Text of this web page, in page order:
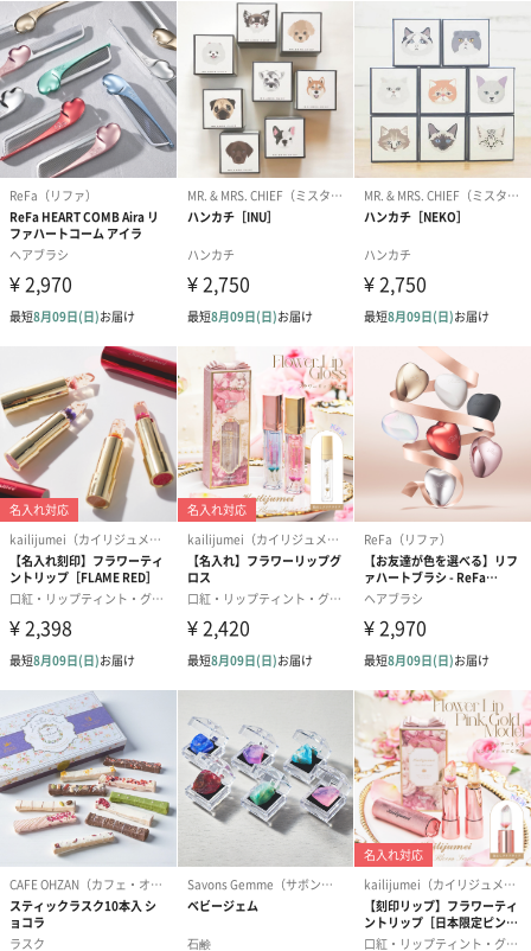
ル（C10-30))クロスポリマー、クロルフェネシン、水
添レシチン、キサンタンガム、EDTA-2Na、o-シメ
ン-5-オール、テトラ(ジ-t-ブチルヒドロキシヒドロケ
イヒ酸)ペンタエリスリチル、酢酸トコフェロール、ポ
リメチルシルセスキオキサン、トコフェロール、ソル
ビン酸K
【バーベナ】
水、ユチャ種子油、グリセリン、アーモンド油、タピ
オカデンプン、オリーブ油脂肪酸ソルビタン、オリー
ブ油脂肪酸セテアリル、シア脂、ジメチコン、パルミ
エベラ液汁、ハチミツ、ヒマワリ種子油、ミモザテヌ
イフローラ樹皮エキス、パルミチン酸ソルビタン、香
料、アルギニン、（アクリレーツ／アクリル酸アルキ
ル（C10-30))クロスポリマー、クロルフェネシン、水
ン-5-オール、テトラ(ジ-t-ブチルヒドロキシヒドロケ
イヒ酸)ペンタエリスリチル、酢酸トコフェロール、ポ
リメチルシルセスキオキサン、トコフェロール、ソル
ビン酸K
【コットンフラワー】
水、ユチャ種子油、グリセリン、アーモンド油、タピ
オカデンプン、オリーブ油脂肪酸ソルビタン、オリー
ブ油脂肪酸セテアリル、シア脂、ジメチコン、パルミ
チン酸セチル、オリーブ果実油、ブドウ種子油、アロ
エベラ液汁、ハチミツ、ヒマワリ種子油、ミモザテヌ
イフローラ樹皮エキス、パルミチン酸ソルビタン、香
料、アルギニン、（アクリレーツ／アクリル酸アルキ
ル（C10-30))クロスポリマー、クロルフェネシン、水
添レシチン、キサンタンガム、EDTA-2Na、o-シメ
ン-5-オール、テトラ(ジ-t-ブチルヒドロキシヒドロケ
リメチルシルセスキオキサン、トコフェロール、ソル
ビン酸K
【ミモザフラワー】
水、ユチャ種子油、グリセリン、アーモンド油、タピ
オカデンプン、オリーブ油脂肪酸ソルビタン、オリー
ブ油脂肪酸セテアリル、シア脂、ジメチコン、パルミ
チン酸セチル、オリーブ果実油、パルミチン酸ソルビ
タン、香料、アルギニン、(アクリレーツ/アクリル酸
アルキル(C10-30))クロスポリマー、ブドウ種子油、ク
ロルフェネシン、水添レシチン、キサンタンガム、ア
ロエベラ液汁、EDTA-2Na、ハチミツ、o-シメン-5-オ
ール、テトラ(ジ-t-ブチルヒドロキシヒドロケイヒ酸)